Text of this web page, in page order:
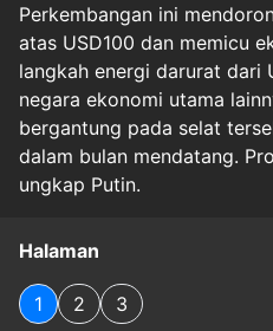
Perkembangan ini
atas USD100 dan memicu
langkah energi darurat dari
negara ekonomi utama
bergantung pada selat
dalam bulan mendatang.
ungkap Putin.
Halaman
1 2 3